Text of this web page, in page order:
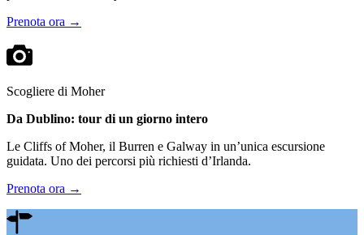
Prenota ora →
Scogliere di Moher
Da Dublino: tour di un giorno intero
Le Cliffs of Moher, il Burren e Galway in un’unica escursione
guidata. Uno dei percorsi più richiesti d’Irlanda.
Prenota ora →